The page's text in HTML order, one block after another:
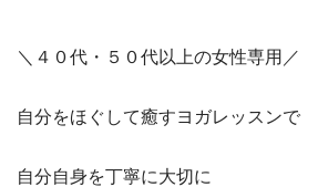
＼４０代・５０代以上の女性専用／
自分をほぐして癒すヨガレッスンで
自分自身を丁寧に大切に